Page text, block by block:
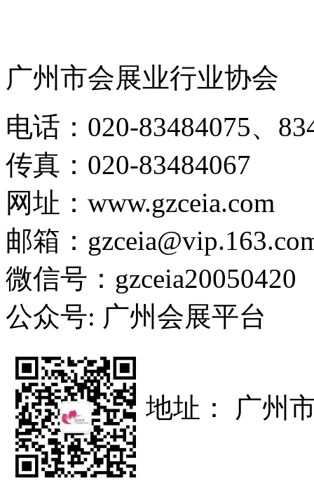
广州市会展业行业协会
电话：020-83484075、
传真：020-83484067
网址：www.gzceia.com
邮箱：
微信号：gzceia20050420
公众号: 广州会展平台
地址： 广州